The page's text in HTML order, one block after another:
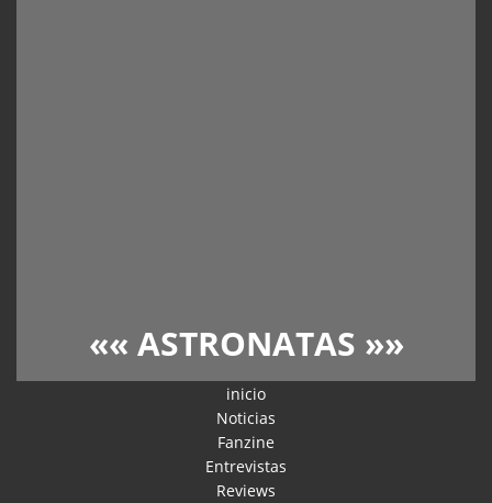
«« ASTRONATAS »»
inicio
Noticias
Fanzine
Entrevistas
Reviews